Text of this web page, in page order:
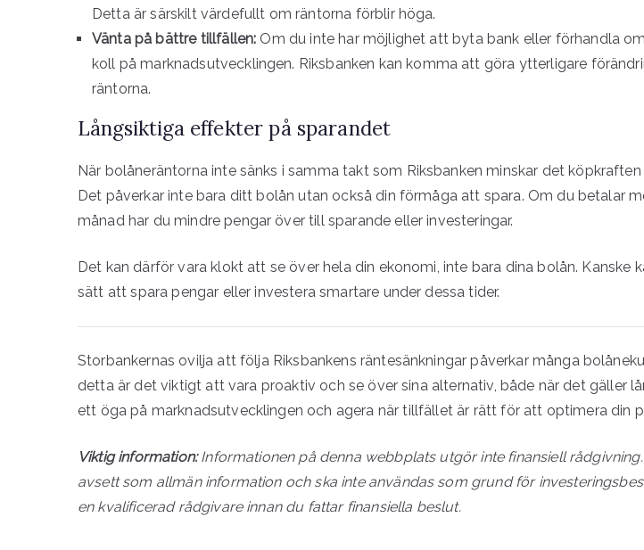
Detta är särskilt värdefullt om räntorna förblir höga.
Vänta på bättre tillfällen: Om du inte har möjlighet att byta bank eller förhandla
koll på marknadsutvecklingen. Riksbanken kan komma att göra ytterligare
räntorna.
Långsiktiga effekter på sparandet
När bolåneräntorna inte sänks i samma takt som Riksbanken minskar det
Det påverkar inte bara ditt bolån utan också din förmåga att spara. Om du betalar
månad har du mindre pengar över till sparande eller investeringar.
Det kan därför vara klokt att se över hela din ekonomi, inte bara dina bolån. Kanske
sätt att spara pengar eller investera smartare under dessa tider.
Storbankernas ovilja att följa Riksbankens räntesänkningar påverkar många
detta är det viktigt att vara proaktiv och se över sina alternativ, både när det gäller
ett öga på marknadsutvecklingen och agera när tillfället är rätt för att optimera din
Viktig information:Informationen på denna webbplats utgör inte finansiell
avsett som allmän information och ska inte användas som grund för
en kvalificerad rådgivare innan du fattar finansiella beslut.